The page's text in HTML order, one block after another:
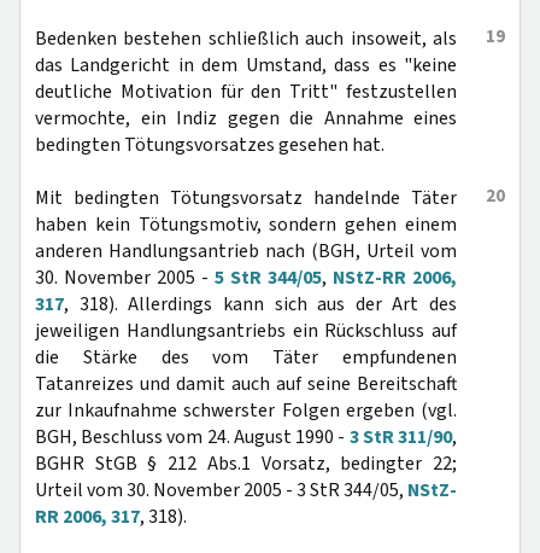
19
Bedenken bestehen schließlich auch insoweit, als
das Landgericht in dem Umstand, dass es "keine
deutliche Motivation für den Tritt" festzustellen
vermochte, ein Indiz gegen die Annahme eines
bedingten Tötungsvorsatzes gesehen hat.
20
Mit bedingten Tötungsvorsatz handelnde Täter
haben kein Tötungsmotiv, sondern gehen einem
anderen Handlungsantrieb nach (BGH, Urteil vom
30. November 2005 - 5 StR 344/05, NStZ-RR 2006,
317, 318). Allerdings kann sich aus der Art des
jeweiligen Handlungsantriebs ein Rückschluss auf
die Stärke des vom Täter empfundenen
Tatanreizes und damit auch auf seine Bereitschaft
zur Inkaufnahme schwerster Folgen ergeben (vgl.
BGH, Beschluss vom 24. August 1990 - 3 StR 311/90,
BGHR StGB § 212 Abs.1 Vorsatz, bedingter 22;
Urteil vom 30. November 2005 - 3 StR 344/05, NStZ-
RR 2006, 317, 318).